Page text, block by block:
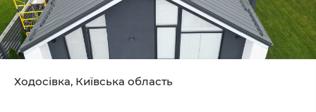
Ходосівка, Київська область